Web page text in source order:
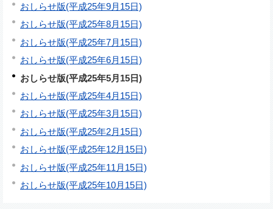
おしらせ版(平成25年9月15日)
おしらせ版(平成25年8月15日)
おしらせ版(平成25年7月15日)
おしらせ版(平成25年6月15日)
おしらせ版(平成25年5月15日)
おしらせ版(平成25年4月15日)
おしらせ版(平成25年3月15日)
おしらせ版(平成25年2月15日)
おしらせ版(平成25年12月15日)
おしらせ版(平成25年11月15日)
おしらせ版(平成25年10月15日)